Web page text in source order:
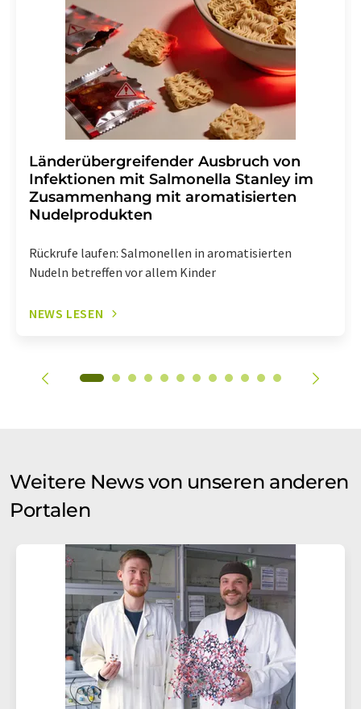
widerrufen. Zudem ist in jeder E-Mail ein Link zur
Abbestellung des entsprechenden Newsletters
enthalten.
Länderübergreifender Ausbruch von
Infektionen mit Salmonella Stanley im
Zusammenhang mit aromatisierten
Nudelprodukten
Rückrufe laufen: Salmonellen in aromatisierten
Nudeln betreffen vor allem Kinder
NEWS LESEN
Weitere News von unseren anderen
Portalen